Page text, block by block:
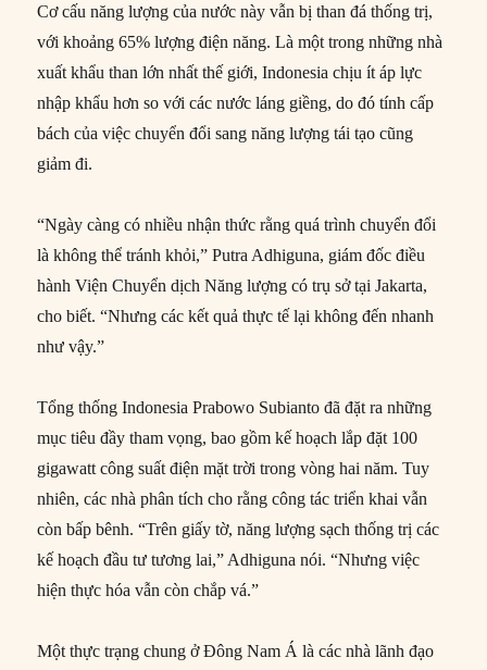
Cơ cấu năng lượng của nước này vẫn bị than đá thống trị,
với khoảng 65% lượng điện năng. Là một trong những nhà
xuất khẩu than lớn nhất thế giới, Indonesia chịu ít áp lực
nhập khẩu hơn so với các nước láng giềng, do đó tính cấp
bách của việc chuyển đổi sang năng lượng tái tạo cũng
giảm đi.
“Ngày càng có nhiều nhận thức rằng quá trình chuyển đổi
là không thể tránh khỏi,” Putra Adhiguna, giám đốc điều
hành Viện Chuyển dịch Năng lượng có trụ sở tại Jakarta,
cho biết. “Nhưng các kết quả thực tế lại không đến nhanh
như vậy.”
Tổng thống Indonesia Prabowo Subianto đã đặt ra những
mục tiêu đầy tham vọng, bao gồm kế hoạch lắp đặt 100
gigawatt công suất điện mặt trời trong vòng hai năm. Tuy
nhiên, các nhà phân tích cho rằng công tác triển khai vẫn
còn bấp bênh. “Trên giấy tờ, năng lượng sạch thống trị các
kế hoạch đầu tư tương lai,” Adhiguna nói. “Nhưng việc
hiện thực hóa vẫn còn chắp vá.”
Một thực trạng chung ở Đông Nam Á là các nhà lãnh đạo